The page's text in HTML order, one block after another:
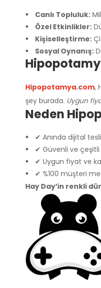
Canlı Topluluk:
Özel Etkinlikler:
Kişiselleştirme:
Sosyal Oynanış:
Hipopotamya.com,
şey burada. Uygun
Neden
✔ Anında dijital
✔ Güvenli ve
✔ Uygun fiyat ve
✔ %100 müşteri
Hay Day’in renkli